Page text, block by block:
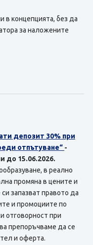
в концепцията, без да
за наложените
депозит 30% при
отпътуване“ -
до 15.06.2026.
в реално
промяна в цените и
запазват правото да
и промоциите по
отговорност при
препоръчваме да се
и оферта.